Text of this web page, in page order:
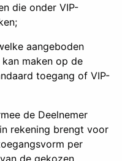
die onder VIP-
aangeboden
maken op de
toegang of VIP-
de Deelnemer
rekening brengt voor
per
de gekozen